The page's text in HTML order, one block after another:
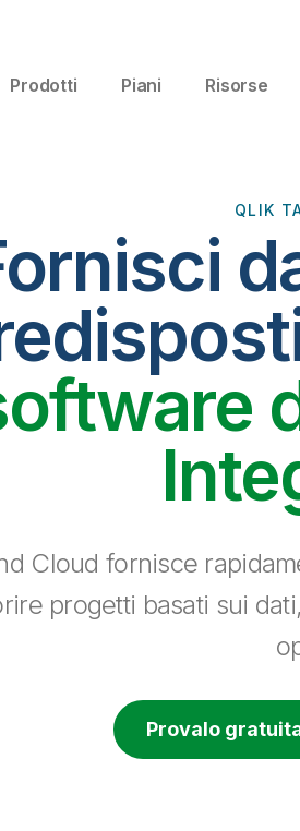
Prodotti Piani Risorse
QLIK
Cloud fornisce
progetti basati sui
Provalo